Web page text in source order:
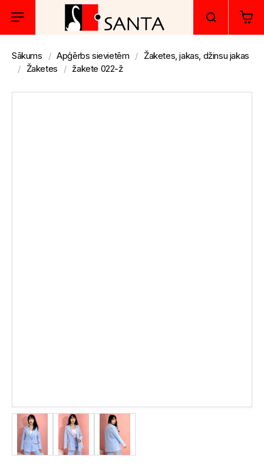
Sākums Apģērbs sievietēm
Žaketes, jakas, džinsu jakas
Žaketes
žakete 022-ž